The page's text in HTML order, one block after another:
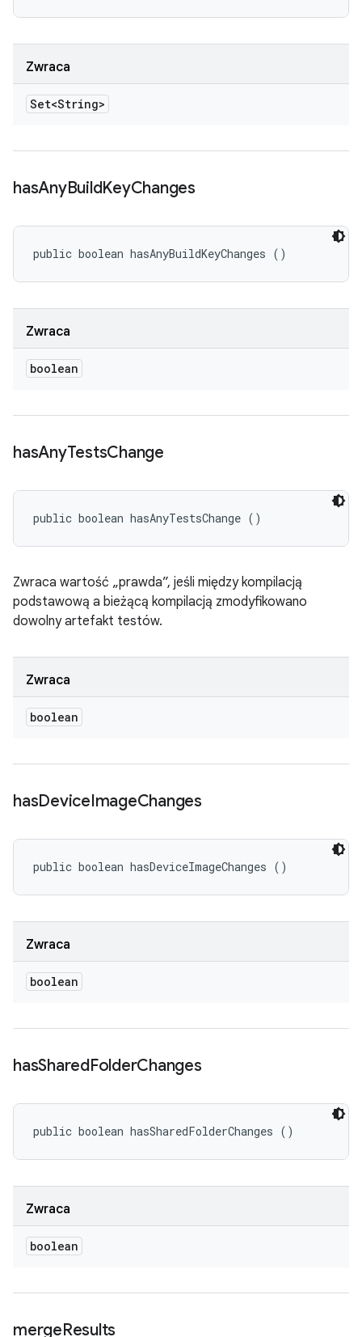
Zwraca
Set<String>
hasAnyBuildKeyChanges
public boolean hasAnyBuildKeyChanges ()
Zwraca
boolean
hasAnyTestsChange
public boolean hasAnyTestsChange ()
Zwraca wartość „prawda”, jeśli między kompilacją
podstawową a bieżącą kompilacją zmodyfikowano
dowolny artefakt testów.
Zwraca
boolean
hasDeviceImageChanges
public boolean hasDeviceImageChanges ()
Zwraca
boolean
hasSharedFolderChanges
public boolean hasSharedFolderChanges ()
Zwraca
boolean
mergeResults